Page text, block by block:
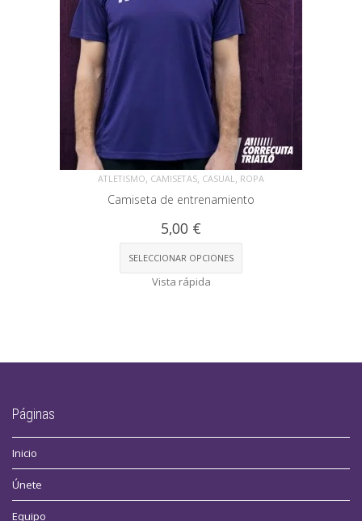
ATLETISMO CAMISETAS CASUAL ROPA
Camiseta de entrenamiento
5,00 €
SELECCIONAR OPCIONES
Vista rápida
Páginas
Inicio
Únete
Equipo